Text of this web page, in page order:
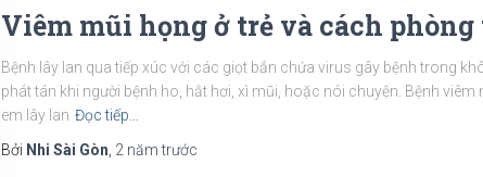
Viêm mũi họng ở trẻ và cách
Bệnh lây lan qua tiếp xúc với các giọt bắn chứa virus gây bệnh trong
phát tán khi người bệnh ho, hắt hơi, xì mũi, hoặc nói chuyện. Bệnh viêm
em lây lan Đọc tiếp…
Bởi Nhi Sài Gòn, 2 nămtrước